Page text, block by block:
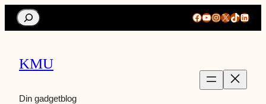
Search Facebook
YouTube
Instagram
X TikTok
KMU
Din gadgetblog